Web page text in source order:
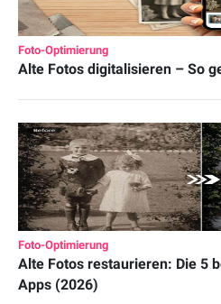
Foto-Optimierung
Alte Fotos digitalisieren – So
Foto-Optimierung
Alte Fotos restaurieren: Die 5
Apps (2026)